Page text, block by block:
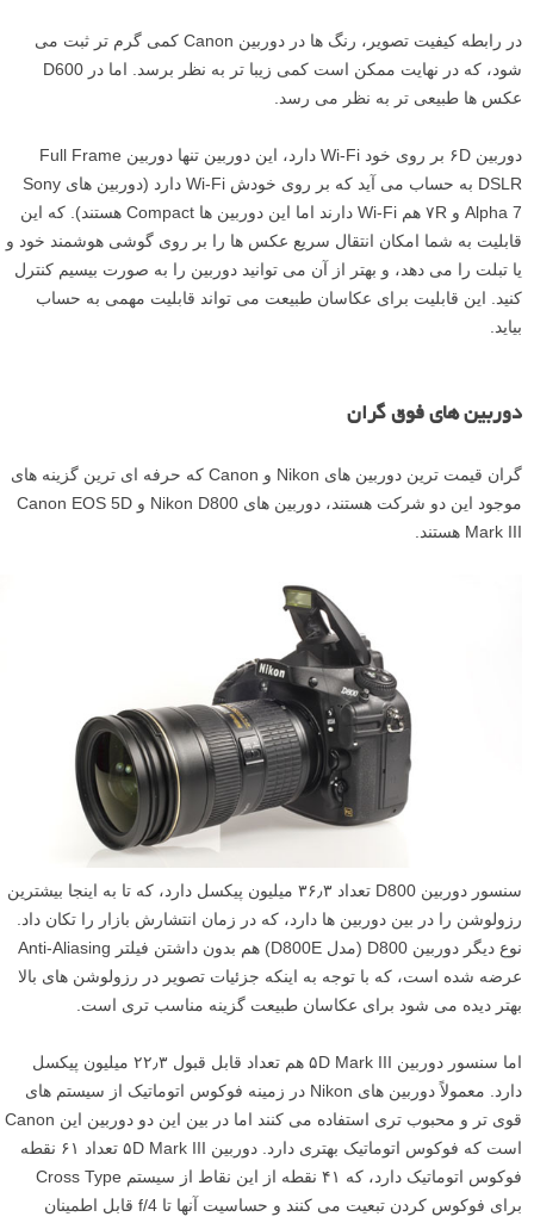
در رابطه کیفیت تصویر، رنگ ها در دوربین Canon کمی گرم تر ثبت می
شود، که در نهایت ممکن است کمی زیبا تر به نظر برسد. اما در D600
عکس ها طبیعی تر به نظر می رسد.
دوربین ۶D بر روی خود Wi-Fi دارد، این دوربین تنها دوربین Full Frame
DSLR به حساب می آید که بر روی خودش Wi-Fi دارد (دوربین های Sony
Alpha 7 و ۷R هم Wi-Fi دارند اما این دوربین ها Compact هستند). که این
قابلیت به شما امکان انتقال سریع عکس ها را بر روی گوشی هوشمند خود و
یا تبلت را می دهد، و بهتر از آن می توانید دوربین را به صورت بیسیم کنترل
کنید. این قابلیت برای عکاسان طبیعت می تواند قابلیت مهمی به حساب
بیاید.
دوربین های فوق گران
گران قیمت ترین دوربین های Nikon و Canon که حرفه ای ترین گزینه های
موجود این دو شرکت هستند، دوربین های Nikon D800 و Canon EOS 5D
Mark III هستند.
سنسور دوربین D800 تعداد ۳۶٫۳ میلیون پیکسل دارد، که تا به اینجا بیشترین
رزولوشن را در بین دوربین ها دارد، که در زمان انتشارش بازار را تکان داد.
نوع دیگر دوربین D800 (مدل D800E) هم بدون داشتن فیلتر Anti-Aliasing
عرضه شده است، که با توجه به اینکه جزئیات تصویر در رزولوشن های بالا
بهتر دیده می شود برای عکاسان طبیعت گزینه مناسب تری است.
اما سنسور دوربین ۵D Mark III هم تعداد قابل قبول ۲۲٫۳ میلیون پیکسل
دارد. معمولاً دوربین های Nikon در زمینه فوکوس اتوماتیک از سیستم های
قوی تر و محبوب تری استفاده می کنند اما در بین این دو دوربین این Canon
است که فوکوس اتوماتیک بهتری دارد. دوربین ۵D Mark III تعداد ۶۱ نقطه
فوکوس اتوماتیک دارد، که ۴۱ نقطه از این نقاط از سیستم Cross Type
برای فوکوس کردن تبعیت می کنند و حساسیت آنها تا f/4 قابل اطمینان